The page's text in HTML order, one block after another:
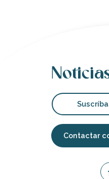
Contactar